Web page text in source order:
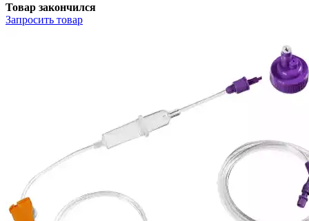
Товар закончился
Запросить товар